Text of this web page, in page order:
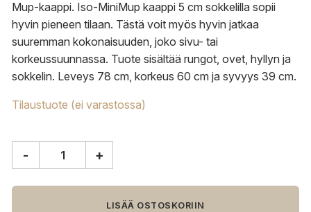
Mup-kaappi. Iso-MiniMup kaappi 5 cm sokkelilla sopii
hyvin pieneen tilaan. Tästä voit myös hyvin jatkaa
suuremman kokonaisuuden, joko sivu- tai
korkeussuunnassa. Tuote sisältää rungot, ovet, hyllyn ja
sokkelin. Leveys 78 cm, korkeus 60 cm ja syvyys 39 cm.
Tilaustuote (ei varastossa)
kaappi,
- +
LISÄÄ OSTOSKORIIN